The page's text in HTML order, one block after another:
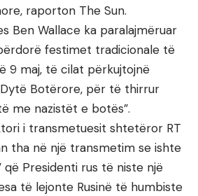
raporton The Sun.
Ben Wallace ka paralajmëruar
festimet tradicionale të
9 maj, të cilat përkujtojnë
Botërore, për të thirrur
me nazistët e botës”.
i transmetuesit shtetëror RT
tha në një transmetim se ishte
që Presidenti rus të niste një
të lejonte Rusinë të humbiste